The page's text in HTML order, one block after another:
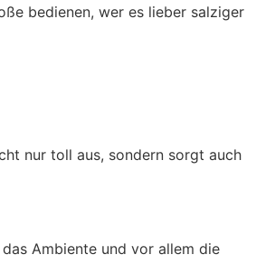
bedienen, wer es lieber salziger
nur toll aus, sondern sorgt auch
Ambiente und vor allem die